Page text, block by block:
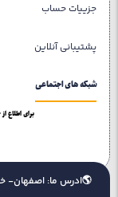
جزییات حساب
پشتیبانی آنلاین
شبکه های اجتماعی
برای اطلاع